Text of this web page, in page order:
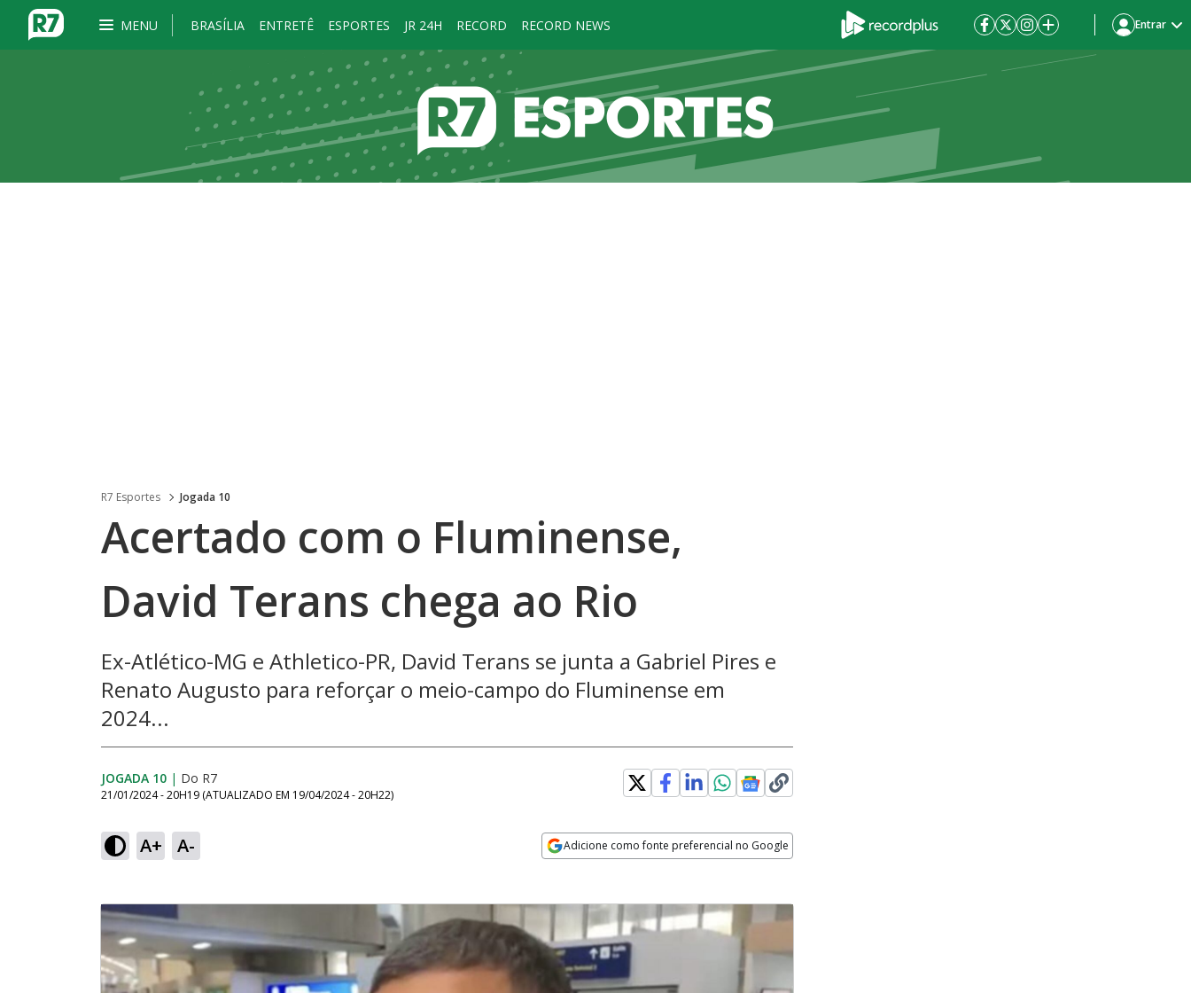
MENU BRASÍLIA ENTRETÊ ESPORTES JR 24H RECORD RECORD NEWS Entrar
R7 Esportes Jogada 10
Acertado com o Fluminense,
David Terans chega ao Rio
Ex-Atlético-MG e Athletico-PR, David Terans se junta a Gabriel Pires e
Renato Augusto para reforçar o meio-campo do Fluminense em
2024...
JOGADA 10 | Do R7
21/01/2024 - 20H19 (ATUALIZADO EM 19/04/2024 - 20H22)
A+ A- Adicione como fonte preferencial no Google